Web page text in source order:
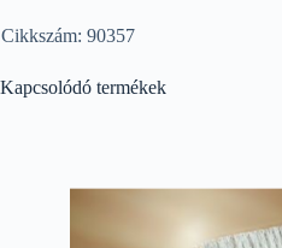
Cikkszám: 90357
Kapcsolódó termékek